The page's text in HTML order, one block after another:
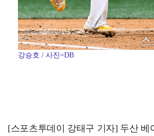
강승호 / 사진=DB
[스포츠투데이 강태구 기자] 두산 베